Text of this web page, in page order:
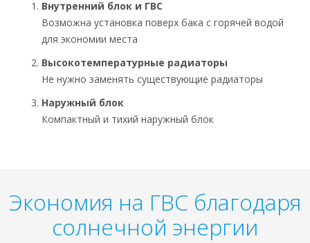
Внутренний блок и ГВС
Возможна установка поверх бака с горячей водой
для экономии места
Высокотемпературные радиаторы
Не нужно заменять существующие радиаторы
Наружный блок
Компактный и тихий наружный блок
Экономия на ГВС благодаря
солнечной энергии